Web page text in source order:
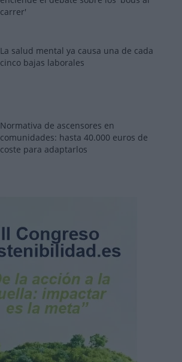
carrer'
La salud mental ya causa una de cada
cinco bajas laborales
Normativa de ascensores en
comunidades: hasta 40.000 euros de
coste para adaptarlos